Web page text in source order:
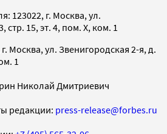
123022, г. Москва, ул.
стр. 15, эт. 4, пом. X, ком. 1
Москва, ул. Звенигородская 2-я, д.
1
Николай Дмитриевич
редакции: press-release@forbes.ru